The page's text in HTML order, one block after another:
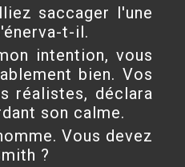
saccager l'une
t-il.
intention, vous
bien. Vos
réalistes, déclara
son calme.
Vous devez
?